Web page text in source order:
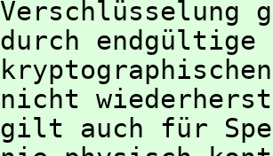
Verschlüsselung
durch endgültige
nicht
gilt auch für